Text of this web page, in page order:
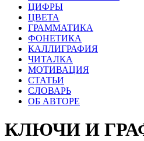
ЦИФРЫ
ЦВЕТА
ГРАММАТИКА
ФОНЕТИКА
КАЛЛИГРАФИЯ
ЧИТАЛКА
МОТИВАЦИЯ
СТАТЬИ
СЛОВАРЬ
ОБ АВТОРЕ
КЛЮЧИ И